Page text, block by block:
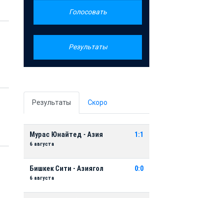
Голосовать
Результаты
Результаты Скоро
Мурас Юнайтед - Азия
6 августа
1:1
Бишкек Сити - Азиягол
6 августа
0:0